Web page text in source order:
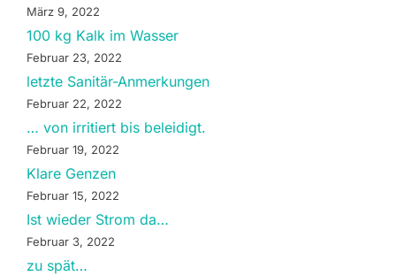
März 9, 2022
100 kg Kalk im Wasser
Februar 23, 2022
letzte Sanitär-Anmerkungen
Februar 22, 2022
… von irritiert bis beleidigt.
Februar 19, 2022
Klare Genzen
Februar 15, 2022
Ist wieder Strom da…
Februar 3, 2022
zu spät…